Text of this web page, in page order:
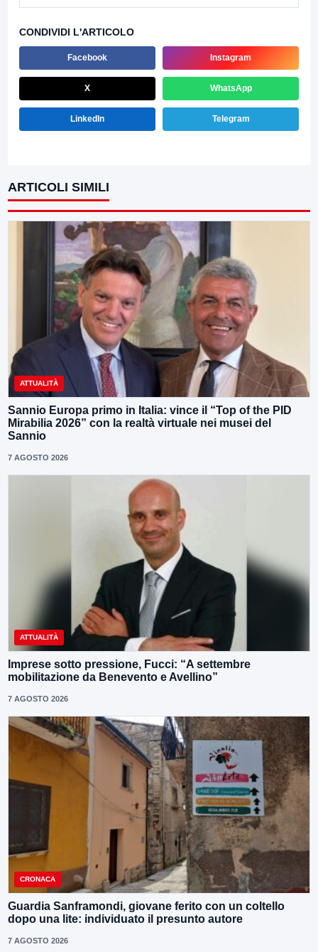
CONDIVIDI L'ARTICOLO
Facebook Instagram
X WhatsApp
LinkedIn Telegram
ARTICOLI SIMILI
ATTUALITÀ
Sannio Europa primo in Italia: vince il “Top of the PID
Mirabilia 2026” con la realtà virtuale nei musei del
Sannio
7 AGOSTO 2026
ATTUALITÀ
Imprese sotto pressione, Fucci: “A settembre
mobilitazione da Benevento e Avellino”
7 AGOSTO 2026
CRONACA
Guardia Sanframondi, giovane ferito con un coltello
dopo una lite: individuato il presunto autore
7 AGOSTO 2026